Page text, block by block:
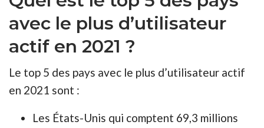
avec le plus d’utilisateur
actif en 2021 ?
Le top 5 des pays avec le plus d’utilisateur actif
en 2021 sont :
Les États-Unis qui comptent 69,3 millions